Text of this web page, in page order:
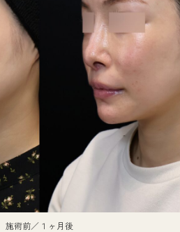
施術前／１ヶ月後